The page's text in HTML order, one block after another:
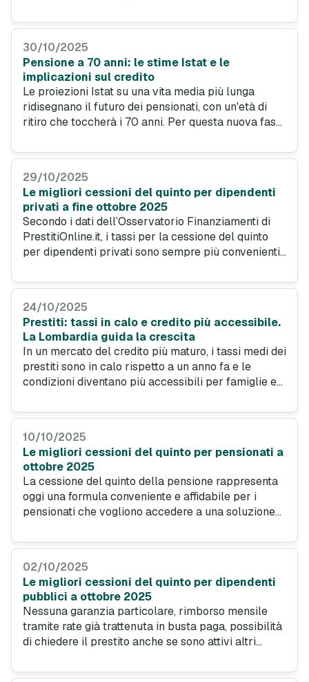
easy e Capitalfin, combinano stabilità, gestione
30/10/2025
Pensione a 70 anni: le stime Istat e le
implicazioni sul credito
Le proiezioni Istat su una vita media più lunga
ridisegnano il futuro dei pensionati, con un'età di
ritiro che toccherà i 70 anni. Per questa nuova fase
lo strumento finanziario ideale, con tassi
29/10/2025
Le migliori cessioni del quinto per dipendenti
privati a fine ottobre 2025
Secondo i dati dell’Osservatorio Finanziamenti di
PrestitiOnline.it, i tassi per la cessione del quinto
per dipendenti privati sono sempre più convenienti,
l’ulteriore vantaggio che questo finanziamento offre
24/10/2025
Prestiti: tassi in calo e credito più accessibile.
La Lombardia guida la crescita
In un mercato del credito più maturo, i tassi medi dei
prestiti sono in calo rispetto a un anno fa e le
condizioni diventano più accessibili per famiglie e
cessioni del quinto dei dipendenti privati.
10/10/2025
Le migliori cessioni del quinto per pensionati a
ottobre 2025
La cessione del quinto della pensione rappresenta
oggi una formula conveniente e affidabile per i
pensionati che vogliono accedere a una soluzione
simulazione effettuata con il comparatore di
mensili per 120 mesi.
02/10/2025
Le migliori cessioni del quinto per dipendenti
pubblici a ottobre 2025
Nessuna garanzia particolare, rimborso mensile
tramite rate già trattenuta in busta paga, possibilità
di chiedere il prestito anche se sono attivi altri
del quinto dello stipendio, specialmente per i